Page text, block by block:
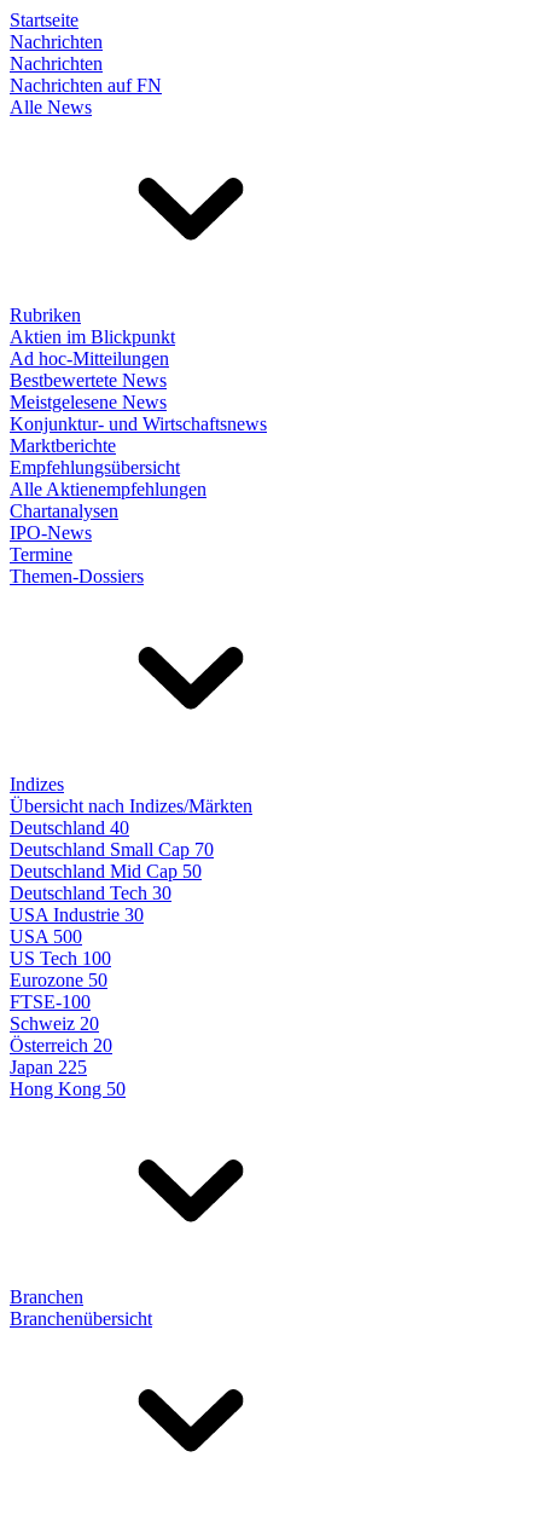
Startseite
Nachrichten
Nachrichten
Nachrichten auf FN
Alle News
Rubriken
Aktien im Blickpunkt
Ad hoc-Mitteilungen
Bestbewertete News
Meistgelesene News
Konjunktur- und Wirtschaftsnews
Marktberichte
Empfehlungsübersicht
Alle Aktienempfehlungen
Chartanalysen
IPO-News
Termine
Themen-Dossiers
Indizes
Übersicht nach Indizes/Märkten
Deutschland 40
Deutschland Small Cap 70
Deutschland Mid Cap 50
Deutschland Tech 30
USA Industrie 30
USA 500
US Tech 100
Eurozone 50
FTSE-100
Schweiz 20
Österreich 20
Japan 225
Hong Kong 50
Branchen
Branchenübersicht